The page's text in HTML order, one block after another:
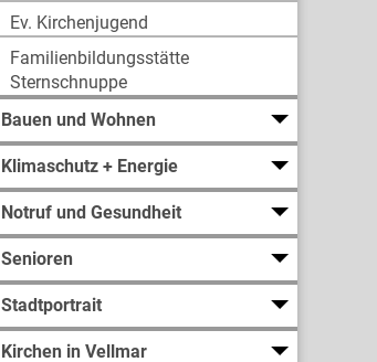
Ev. Kirchenjugend
Familienbildungsstätte
Sternschnuppe
Bauen und Wohnen
Klimaschutz + Energie
Notruf und Gesundheit
Senioren
Stadtportrait
Kirchen in Vellmar